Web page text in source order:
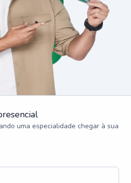
uma especialidade chegar à sua